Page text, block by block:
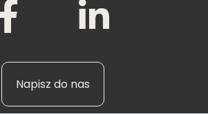
Napisz do nas